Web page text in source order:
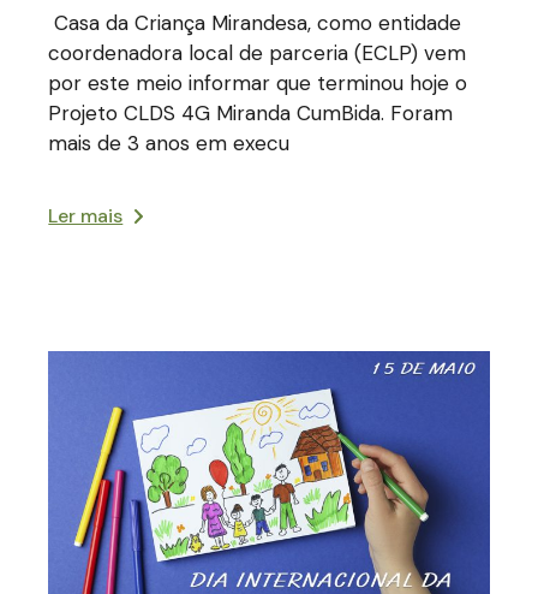
Casa da Criança Mirandesa, como entidade
coordenadora local de parceria (ECLP) vem
por este meio informar que terminou hoje o
Projeto CLDS 4G Miranda CumBida. Foram
mais de 3 anos em execu
Ler mais